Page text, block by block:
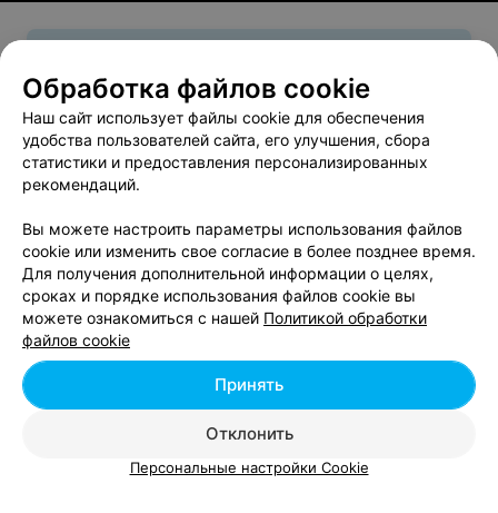
Мелирование волос возле метро Петровщина в
Минске
Минске
Детские стрижки возле метро Петровщина в
Минске
Добавить компанию
Обработка файлов cookie
Наш сайт использует файлы cookie для обеспечения
удобства пользователей сайта, его улучшения, сбора
статистики и предоставления персонализированных
рекомендаций.
Вы можете настроить параметры использования файлов
cookie или изменить свое согласие в более позднее время.
Для получения дополнительной информации о целях,
сроках и порядке использования файлов cookie вы
можете ознакомиться с нашей Политикой обработки
файлов cookie
Отклонить
Принять
Персональные настройки Cookie